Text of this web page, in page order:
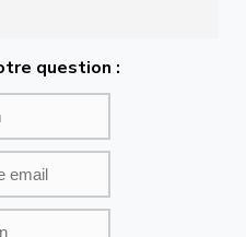
question :